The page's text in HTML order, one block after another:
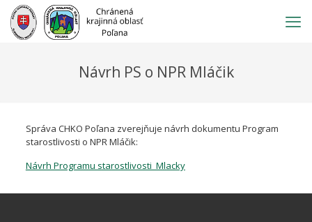
Prejsť
obsah
Návrh PS o NPR Mláčik
Správa CHKO Poľana zverejňuje návrh dokumentu Program
starostlivosti o NPR Mláčik:
Návrh Programu starostlivosti_Mlacky